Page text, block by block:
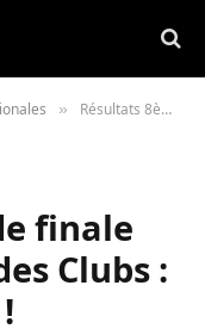
» Résultats 8èmes de finale Coupe du Monde des Clubs : Première surprise !
finale
Clubs :